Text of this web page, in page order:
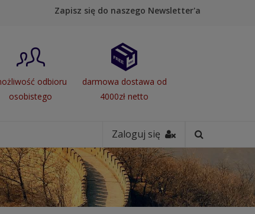
Zapisz się do naszego Newsletter'a
odbioru
osobistego
darmowa dostawa od
4000zł netto
Zaloguj się